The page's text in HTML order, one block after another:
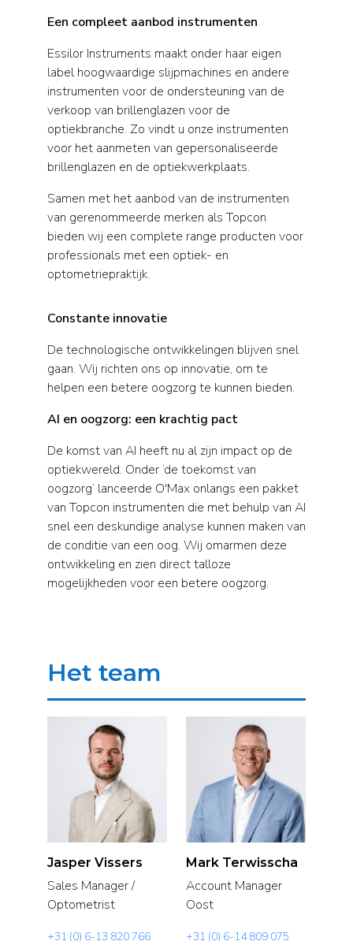
Een compleet aanbod instrumenten
Essilor Instruments maakt onder haar eigen
label hoogwaardige slijpmachines en andere
instrumenten voor de ondersteuning van de
verkoop van brillenglazen voor de
optiekbranche. Zo vindt u onze instrumenten
voor het aanmeten van gepersonaliseerde
brillenglazen en de optiekwerkplaats.
Samen met het aanbod van de instrumenten
van gerenommeerde merken als Topcon
bieden wij een complete range producten voor
professionals met een optiek- en
optometriepraktijk.
Constante innovatie
De technologische ontwikkelingen blijven snel
gaan. Wij richten ons op innovatie, om te
helpen een betere oogzorg te kunnen bieden.
AI en oogzorg: een krachtig pact
De komst van AI heeft nu al zijn impact op de
optiekwereld. Onder ‘de toekomst van
oogzorg’ lanceerde O'Max onlangs een pakket
van Topcon instrumenten die met behulp van AI
snel een deskundige analyse kunnen maken van
de conditie van een oog. Wij omarmen deze
ontwikkeling en zien direct talloze
mogelijkheden voor een betere oogzorg.
Het team
Jasper Vissers
Sales Manager /
Optometrist
+31 (0) 6-13 820 766
Mark Terwisscha
Account Manager
Oost
+31 (0) 6-14 809 075